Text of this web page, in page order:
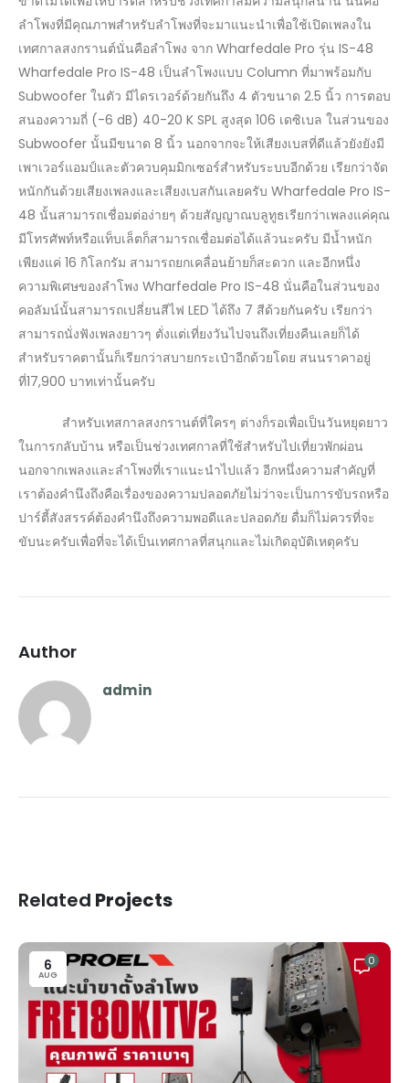
ลำโพงที่มีคุณภาพสำหรับลำโพงที่จะมาแนะนำเพื่อใช้เปิดเพลงใน
เทศกาลสงกรานต์นั่นคือลำโพง จาก Wharfedale Pro รุ่น IS-48
Wharfedale Pro IS-48 เป็นลำโพงแบบ Column ที่มาพร้อมกับ
Subwoofer ในตัว มีไดรเวอร์ด้วยกันถึง 4 ตัวขนาด 2.5 นิ้ว การตอบ
สนองความถี่ (-6 dB) 40-20 K SPL สูงสุด 106 เดซิเบล ในส่วนของ
Subwoofer นั้นมีขนาด 8 นิ้ว นอกจากจะให้เสียงเบสที่ดีแล้วยังยังมี
เพาเวอร์แอมป์และตัวควบคุมมิกเซอร์สำหรับระบบอีกด้วย เรียกว่าจัด
หนักกันด้วยเสียงเพลงและเสียงเบสกันเลยครับ Wharfedale Pro IS-
48 นั้นสามารถเชื่อมต่อง่ายๆ ด้วยสัญญาณบลูทูธเรียกว่าเพลงแค่คุณ
มีโทรศัพท์หรือแท็บเล็ตก็สามารถเชื่อมต่อได้แล้วนะครับ มีน้ำหนัก
เพียงแค่ 16 กิโลกรัม สามารถยกเคลื่อนย้ายก็สะดวก และอีกหนึ่ง
ความพิเศษของลำโพง Wharfedale Pro IS-48 นั่นคือในส่วนของ
คอลัมน์นั้นสามารถเปลี่ยนสีไฟ LED ได้ถึง 7 สีด้วยกันครับ เรียกว่า
สามารถนั่งฟังเพลงยาวๆ ตั่งแต่เที่ยงวันไปจนถึงเที่ยงคืนเลยก็ได้
สำหรับราคตานั้นก็เรียกว่าสบายกระเป๋าอีกด้วยโดย สนนราคาอยู่
ที่17,900 บาทเท่านั้นครับ
สำหรับเทสกาลสงกรานต์ที่ใครๆ ต่างก็รอเพื่อเป็นวันหยุดยาว
ในการกลับบ้าน หรือเป็นช่วงเทศกาลที่ใช้สำหรับไปเที่ยวพักผ่อน
นอกจากเพลงและลำโพงที่เราแนะนำไปแล้ว อีกหนึ่งความสำคัญที่
เราต้องคำนึงถึงคือเรื่องของความปลอดภัยไม่ว่าจะเป็นการขับรถหรือ
ปาร์ตี้สังสรรค์ต้องคำนึงถึงความพอดีและปลอดภัย ดื่มก็ไม่ควรที่จะ
ขับนะครับเพื่อที่จะได้เป็นเทศกาลที่สนุกและไม่เกิดอุบัติเหตุครับ
Author
admin
Related Projects
6
AUG
0